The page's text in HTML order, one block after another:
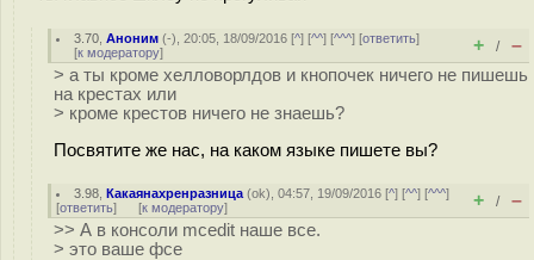
3.70 ,Аноним (-), 20:05, 18/09/2016 [^] [^^] [^^^] [ответить]
[к модератору] + / –
> а ты кроме хелловорлдов и кнопочек ничего не пишешь
на крестах или
> кроме крестов ничего не знаешь?
Посвятите же нас, на каком языке пишете вы?
3.98 ,Какаянахренразница (ok), 04:57, 19/09/2016 [^] [^^] [^^^]
[ответить] [к модератору] + / –
>> А в консоли mcedit наше все.
> это ваше фсе